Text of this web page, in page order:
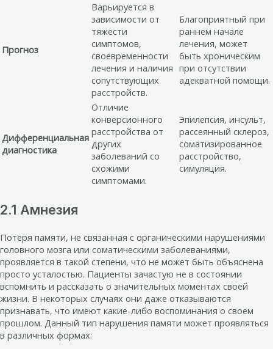
Прогноз
Варьируется в
зависимости от
тяжести
симптомов,
своевременности
лечения и наличия
сопутствующих
расстройств.
Благоприятный при
раннем начале
лечения, может
быть хроническим
при отсутствии
адекватной помощи.
Дифференциальная
диагностика
Отличие
конверсионного
расстройства от
других
заболеваний со
схожими
симптомами.
Эпилепсия, инсульт,
рассеянный склероз,
соматизированное
расстройство,
симуляция.
2.1 Амнезия
Потеря памяти, не связанная с органическими нарушениями
головного мозга или соматическими заболеваниями,
проявляется в такой степени, что не может быть объяснена
просто усталостью. Пациенты зачастую не в состоянии
вспомнить и рассказать о значительных моментах своей
жизни. В некоторых случаях они даже отказываются
признавать, что имеют какие-либо воспоминания о своем
прошлом. Данный тип нарушения памяти может проявляться
в различных формах: